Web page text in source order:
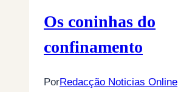
Os coninhas do
confinamento
PorRedacção Noticias Online